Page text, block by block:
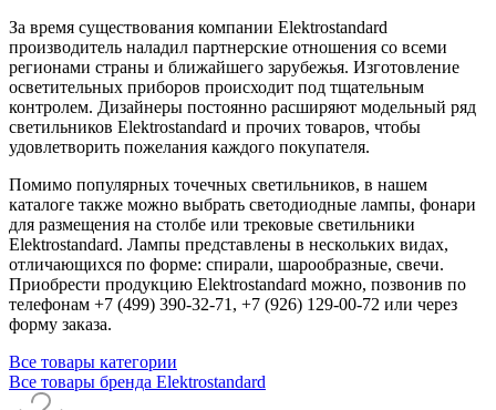
За время существования компании Elektrostandard
производитель наладил партнерские отношения со всеми
регионами страны и ближайшего зарубежья. Изготовление
осветительных приборов происходит под тщательным
контролем. Дизайнеры постоянно расширяют модельный ряд
светильников Elektrostandard и прочих товаров, чтобы
удовлетворить пожелания каждого покупателя.
Помимо популярных точечных светильников, в нашем
каталоге также можно выбрать светодиодные лампы, фонари
для размещения на столбе или трековые светильники
Elektrostandard. Лампы представлены в нескольких видах,
отличающихся по форме: спирали, шарообразные, свечи.
Приобрести продукцию Elektrostandard можно, позвонив по
телефонам +7 (499) 390-32-71, +7 (926) 129-00-72 или через
форму заказа.
Все товары категории
Все товары бренда Elektrostandard